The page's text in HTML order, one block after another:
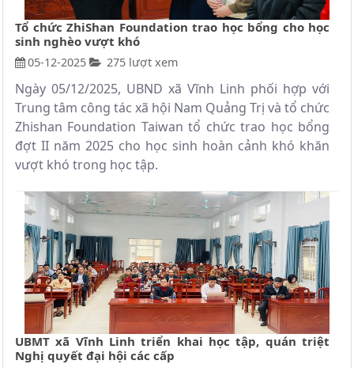
Tổ chức ZhiShan Foundation trao học bổng cho học
sinh nghèo vượt khó
05-12-2025 275 lượt xem
Ngày 05/12/2025, UBND xã Vĩnh Linh phối hợp với
Trung tâm công tác xã hội Nam Quảng Trị và tổ chức
Zhishan Foundation Taiwan tổ chức trao học bổng
đợt II năm 2025 cho học sinh hoàn cảnh khó khăn
vượt khó trong học tập.
UBMT xã Vĩnh Linh triển khai học tập, quán triệt
Nghị quyết đại hội các cấp